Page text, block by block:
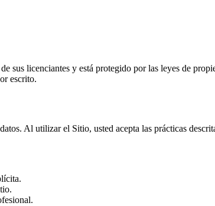
sus licenciantes y está protegido por las leyes de
escrito.
Al utilizar el Sitio, usted acepta las prácticas